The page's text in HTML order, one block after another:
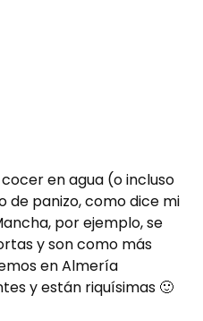
en agua (o incluso
de panizo, como dice mi
por ejemplo, se
y son como más
en Almería
y están riquísimas 🙂